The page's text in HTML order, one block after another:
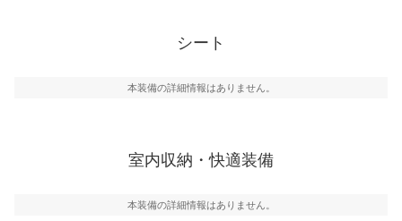
シート
本装備の詳細情報はありません。
室内収納・快適装備
本装備の詳細情報はありません。